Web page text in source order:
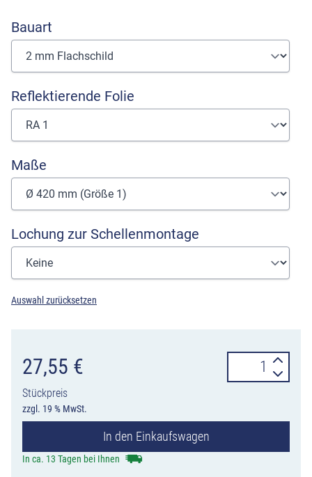
Bauart
Reflektierende Folie
Maße
Lochung zur Schellenmontage
Auswahl zurücksetzen
27,55 €
Stückpreis
zzgl. 19 % MwSt.
257-
Verbot
In den Einkaufswagen
In ca. 13 Tagen bei Ihnen